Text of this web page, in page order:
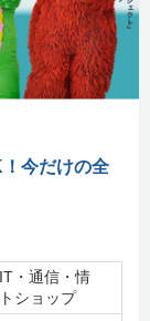
！今だけの全
・通信・情
ショップ